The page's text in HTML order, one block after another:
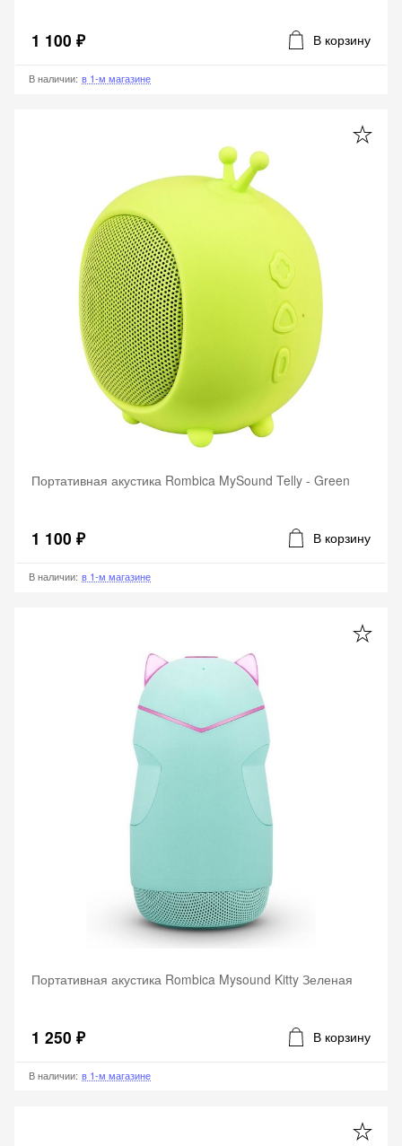
1 100 ₽ В корзину
В наличии: в 1-м магазине
Портативная акустика Rombica MySound Telly - Green
1 100 ₽ В корзину
В наличии: в 1-м магазине
Портативная акустика Rombica Mysound Kitty Зеленая
1 250 ₽ В корзину
В наличии: в 1-м магазине